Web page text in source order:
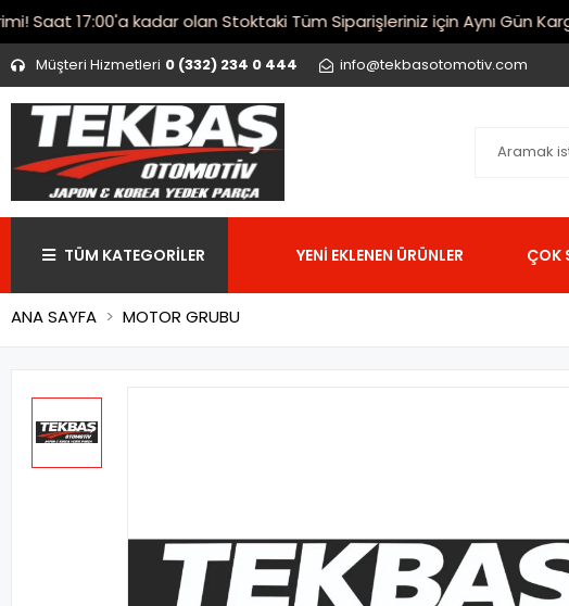
17:00'a kadar olan Stoktaki Tüm Siparişleriniz için Aynı Gün Kargo!
Müşteri Hizmetleri 0 (332) 234 0 444 info@tekbasotomotiv.com
TÜM KATEGORİLER YENİ EKLENEN ÜRÜNLER ÇOK
ANA SAYFA MOTOR GRUBU